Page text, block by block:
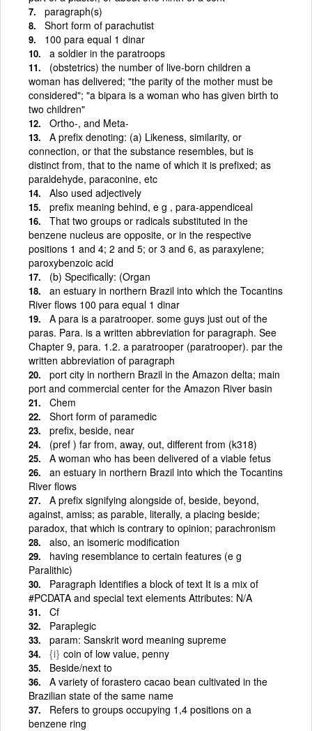
paragraph(s)
Short form of parachutist
100 para equal 1 dinar
a soldier in the paratroops
(obstetrics) the number of live-born children a
woman has delivered; "the parity of the mother must be
considered"; "a bipara is a woman who has given birth to
two children"
Ortho-, and Meta-
A prefix denoting: (a) Likeness, similarity, or
connection, or that the substance resembles, but is
distinct from, that to the name of which it is prefixed; as
paraldehyde, paraconine, etc
Also used adjectively
prefix meaning behind, e g , para-appendiceal
That two groups or radicals substituted in the
benzene nucleus are opposite, or in the respective
positions 1 and 4; 2 and 5; or 3 and 6, as paraxylene;
paroxybenzoic acid
(b) Specifically: (Organ
an estuary in northern Brazil into which the Tocantins
River flows 100 para equal 1 dinar
A para is a paratrooper. some guys just out of the
paras. Para. is a written abbreviation for paragraph. See
Chapter 9, para. 1.2. a paratrooper (paratrooper). par the
written abbreviation of paragraph
port city in northern Brazil in the Amazon delta; main
port and commercial center for the Amazon River basin
Chem
Short form of paramedic
prefix, beside, near
(pref ) far from, away, out, different from (k318)
A woman who has been delivered of a viable fetus
an estuary in northern Brazil into which the Tocantins
River flows
A prefix signifying alongside of, beside, beyond,
against, amiss; as parable, literally, a placing beside;
paradox, that which is contrary to opinion; parachronism
also, an isomeric modification
having resemblance to certain features (e g
Paralithic)
Paragraph Identifies a block of text It is a mix of
#PCDATA and special text elements Attributes: N/A
Cf
Paraplegic
param: Sanskrit word meaning supreme
{i} coin of low value, penny
Beside/next to
A variety of forastero cacao bean cultivated in the
Brazilian state of the same name
Refers to groups occupying 1,4 positions on a
benzene ring